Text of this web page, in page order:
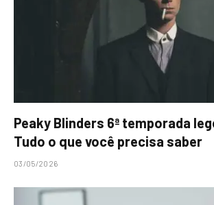
Peaky Blinders 6ª temporada
Tudo o que você precisa saber
03/05/2026